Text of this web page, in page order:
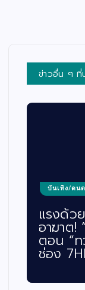
ข่าวอื่น ๆ ที่
บันเทิง/ดน
แรงด้ว
อาฆาต!
ตอน “ท
ช่อง